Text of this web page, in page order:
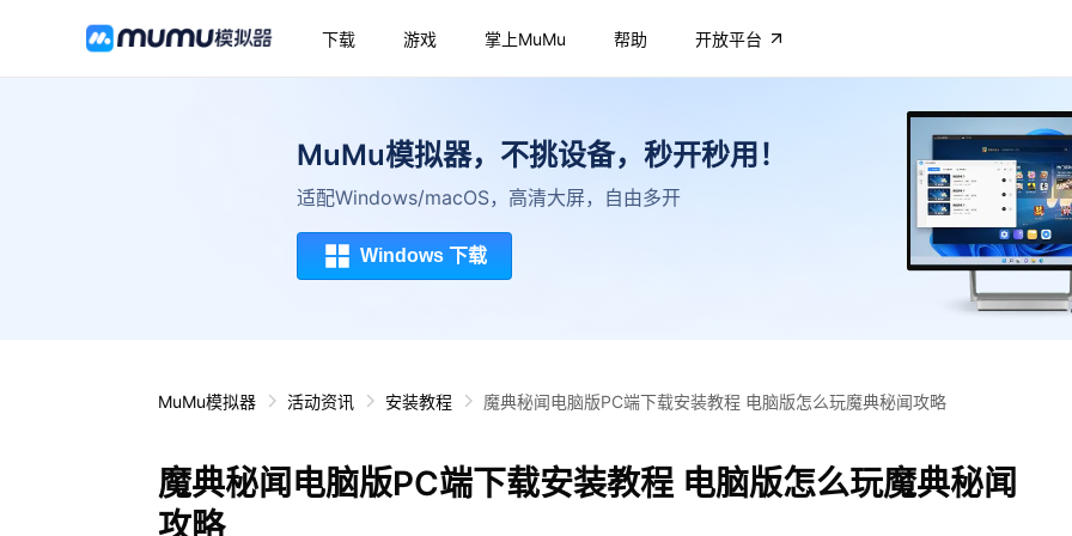
下载 游戏 掌上MuMu 帮助 开放平台
MuMu模拟器，不挑设备，秒开秒用！
适配Windows/macOS，高清大屏，自由多开
Windows 下载
MuMu模拟器 活动资讯 安装教程 魔典秘闻电脑版PC端下载安装教程 电脑版怎么玩魔典秘闻攻略
魔典秘闻电脑版PC端下载安装教程 电脑版怎么玩魔典秘闻
攻略